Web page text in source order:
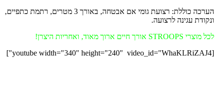
הערכה כוללת: רצועת גומי אם אבטחה, באורך 3 מטרים, רתמת כתפיים,
ונקודת עגינה לרצועה.
לכל מוצרי STROOPS אורך חיים ארוך מאוד, ואחריות היצרן!
[youtube width="340" height="240" video_id="WhaKLRiZAJ4"]